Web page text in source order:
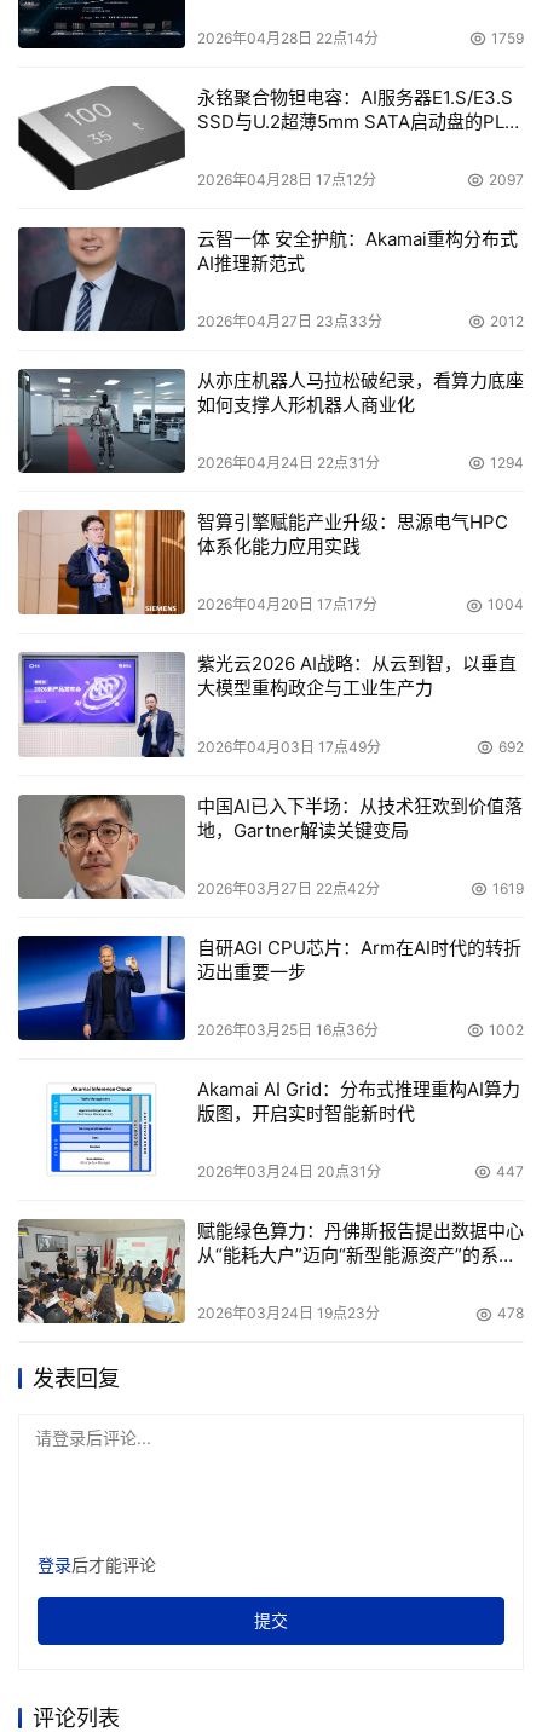
示，这是对甲骨文公司的一次考验，目前学校计划在半年内
将部分甲骨文应用软件迁移到VMware虚拟化平台上，甲骨
文公司对他们这样的大客户的支持显然是至关重要的。
本文来源于DOIT传媒，文章内容仅供参考，不构成投资建议。
2026年04月28日 22点14分 1759
永铭聚合物钽电容：AI服务器E1.S/E3.S
SSD与U.2超薄5mm SATA启动盘的PLP
2026年04月28日 17点12分 2097
云智一体 安全护航：Akamai重构分布式
AI推理新范式
2026年04月27日 23点33分 2012
从亦庄机器人马拉松破纪录，看算力底座
如何支撑人形机器人商业化
2026年04月24日 22点31分 1294
智算引擎赋能产业升级：思源电气HPC
体系化能力应用实践
2026年04月20日 17点17分 1004
紫光云2026 AI战略：从云到智，以垂直
大模型重构政企与工业生产力
2026年04月03日 17点49分 692
中国AI已入下半场：从技术狂欢到价值落
地，Gartner解读关键变局
2026年03月27日 22点42分 1619
自研AGI CPU芯片：Arm在AI时代的转折
迈出重要一步
2026年03月25日 16点36分 1002
Akamai AI Grid：分布式推理重构AI算力
版图，开启实时智能新时代
2026年03月24日 20点31分 447
赋能绿色算力：丹佛斯报告提出数据中心
从“能耗大户”迈向“新型能源资产”的系统
2026年03月24日 19点23分 478
发表回复
请登录后评论...
登录后才能评论
提交
评论列表